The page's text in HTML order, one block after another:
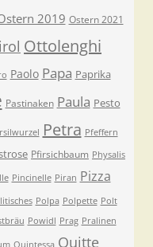
2019 Ostern 2021
Ottolenghi
Paolo Papa Paprika
Pastinaken Paula Pesto
Petra Pfeffern
Pfirsichbaum Physalis
Pincinelle Piran Pizza
Polpa Polpette Polt
Powidl Prag Pralinen
Quintessa Quitte